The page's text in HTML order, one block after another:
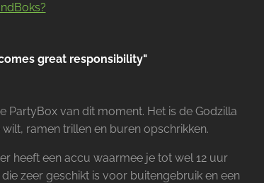
great responsibility"
PartyBox van dit moment. Het is de Godzilla
ramen trillen en buren opschrikken.
heeft een accu waarmee je tot wel 12 uur
zeer geschikt is voor buitengebruik en een